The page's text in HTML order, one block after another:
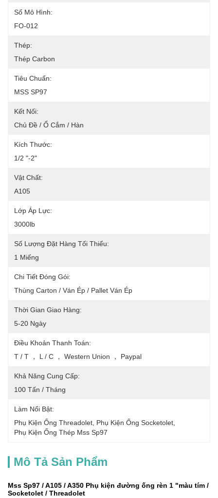
Số Mô Hình:
FO-012
Thép:
Thép Carbon
Tiêu Chuẩn:
MSS SP97
Kết Nối:
Chủ Đề / Ổ Cắm / Hàn
Kích Thước:
1/2 "-2"
Vật Chất:
A105
Lớp Áp Lực:
3000lb
Số Lượng Đặt Hàng Tối Thiểu:
1 Miếng
Chi Tiết Đóng Gói:
Thùng Carton / Ván Ép / Pallet Ván Ép
Thời Gian Giao Hàng:
5-20 Ngày
Điều Khoản Thanh Toán:
T / T ， L / C ， Western Union ， Paypal
Khả Năng Cung Cấp:
100 Tấn / Tháng
Làm Nổi Bật:
Phụ Kiện Ống Threadolet Phụ Kiện Ống Socketolet
Phụ Kiện Ống Thép Mss Sp97
Mô Tả Sản Phẩm
Mss Sp97 / A105 / A350 Phụ kiện đường ống rèn 1 "màu tím /
Socketolet / Threadolet